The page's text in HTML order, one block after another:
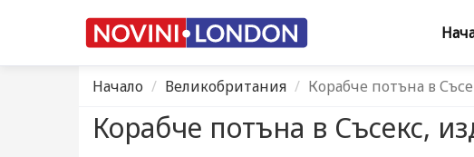
Начало Великобритания Корабче потъна в
Корабче потъна в Съсекс,